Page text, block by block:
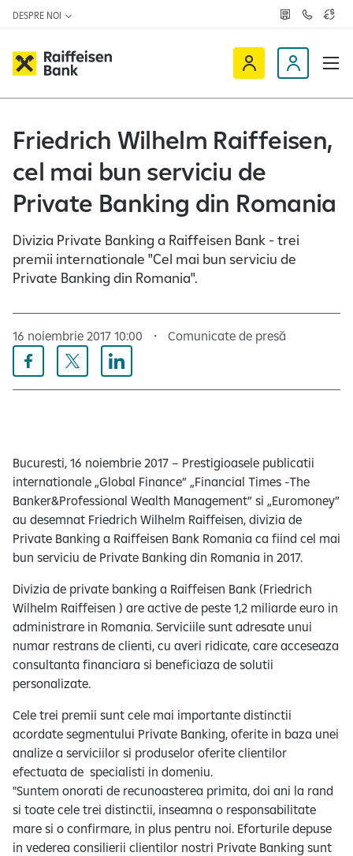
DESPRE NOI
R
a
C
c
ă
C
s
v
r
R
f
f
e
i
s
n
O
i
n
D
n
l
e
n
Friedrich Wilhelm Raiffeisen,
cel mai bun serviciu de
Private Banking din Romania
Divizia Private Banking a Raiffeisen Bank - trei
premii internationale "Cel mai bun serviciu de
Private Banking din Romania".
16 noiembrie 2017 10:00 Comunicate de presă
Bucuresti, 16 noiembrie 2017 – Prestigioasele publicatii
internationale „Global Finance” „Financial Times -The
Banker&Professional Wealth Management” si „Euromoney”
au desemnat Friedrich Wilhelm Raiffeisen, divizia de
Private Banking a Raiffeisen Bank Romania ca fiind cel mai
bun serviciu de Private Banking din Romania in 2017.
Divizia de private banking a Raiffeisen Bank (Friedrich
Wilhelm Raiffeisen ) are active de peste 1,2 miliarde euro in
administrare in Romania. Serviciile sunt adresate unui
numar restrans de clienti, cu averi ridicate, care acceseaza
consultanta financiara si beneficiaza de solutii
personalizate.
Cele trei premii sunt cele mai importante distinctii
acordate segmentului Private Banking, oferite in baza unei
analize a serviciilor si produselor oferite clientilor
efectuata de specialisti in domeniu.
"Suntem onorati de recunoasterea primita, doi ani la rand
si toate cele trei distinctii, inseamna o responsabilitate
mare si o confirmare, in plus pentru noi. Eforturile depuse
in vederea consilierii clientilor nostri Private Banking sunt